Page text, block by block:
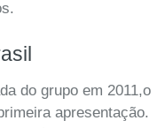
do grupo em 2011,o
apresentação.